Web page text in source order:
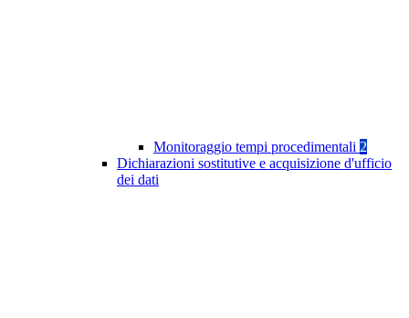
Monitoraggio tempi procedimentali 2
Dichiarazioni sostitutive e acquisizione d'ufficio
dei dati